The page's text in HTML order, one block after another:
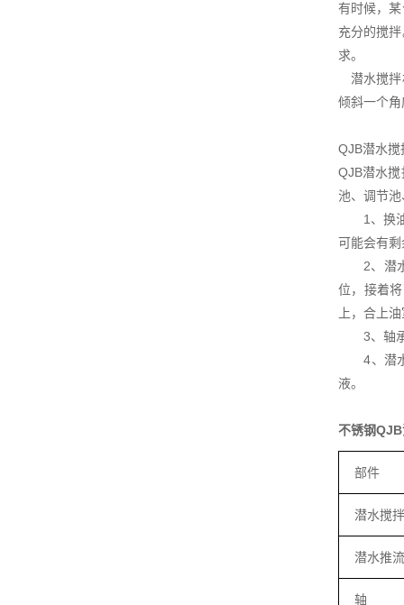
有时候，
充分的搅
求。
潜水搅拌
倾斜一个
QJB潜水
QJB潜水
池、调节
1、换油
可能会有
2、潜水
位，接着
上，合上
3、轴承
4、潜水
液。
不锈钢
部件
潜水搅
潜水推
轴